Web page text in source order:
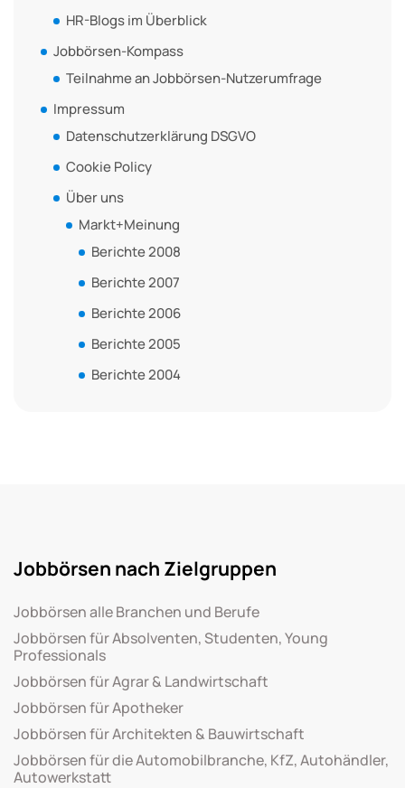
HR-Blogs im Überblick
Jobbörsen-Kompass
Teilnahme an Jobbörsen-Nutzerumfrage
Impressum
Datenschutzerklärung DSGVO
Cookie Policy
Über uns
Markt+Meinung
Berichte 2008
Berichte 2007
Berichte 2006
Berichte 2005
Berichte 2004
Jobbörsen nach Zielgruppen
Jobbörsen alle Branchen und Berufe
Jobbörsen für Absolventen, Studenten, Young
Professionals
Jobbörsen für Agrar & Landwirtschaft
Jobbörsen für Apotheker
Jobbörsen für Architekten & Bauwirtschaft
Jobbörsen für die Automobilbranche, KfZ, Autohändler,
Autowerkstatt